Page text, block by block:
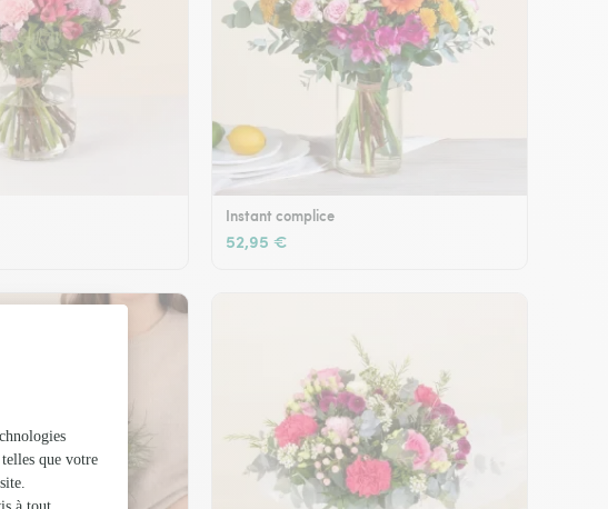
Instant complice
52,95 €